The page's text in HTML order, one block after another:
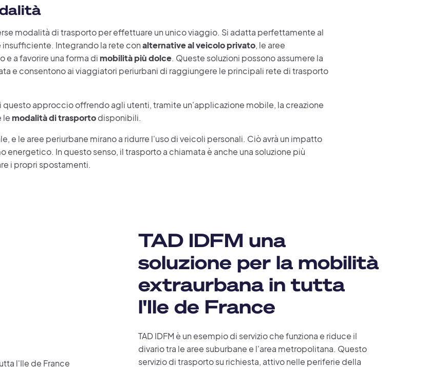
modalità di trasporto per effettuare un unico viaggio. Si adatta perfettamente al
Integrando la rete conalternative al veicolo privato, le aree
e a favorire una forma di mobilità più dolce. Queste soluzioni possono assumere la
e consentono ai viaggiatori periurbani di raggiungere le principali rete di trasporto
questo approccio offrendo agli utenti, tramite un'applicazione mobile, la creazione
le modalità di trasportodisponibili.
e le aree periurbane mirano a ridurre l'uso di veicoli personali. Ciò avrà un impatto
energetico. In questo senso, il trasporto a chiamata è anche una soluzione più
i propri spostamenti.
TAD IDFM una
soluzione per la mobilità
extraurbana in tutta
l'Ile de France
TAD IDFM è un esempio di servizio che funziona e riduce il
divario tra le aree suburbane e l'area metropolitana. Questo
servizio di trasporto su richiesta, attivo nelle periferie della